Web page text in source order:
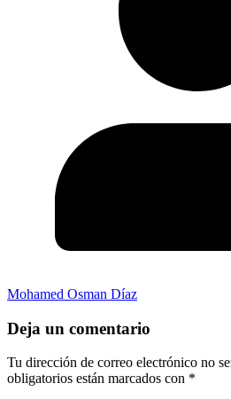
Mohamed Osman Díaz
Deja un comentario
Tu dirección de correo electrónico no
obligatorios están marcados con *